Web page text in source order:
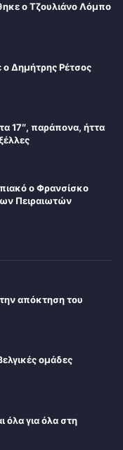
ο Τζουλιάνο Λόμπο
Δημήτρης Ρέτσος
17″, παράπονα, ήττα
ο Φρανσίσκο
Πειραιωτών
απόκτηση του
ομάδες
όλα για όλα στη